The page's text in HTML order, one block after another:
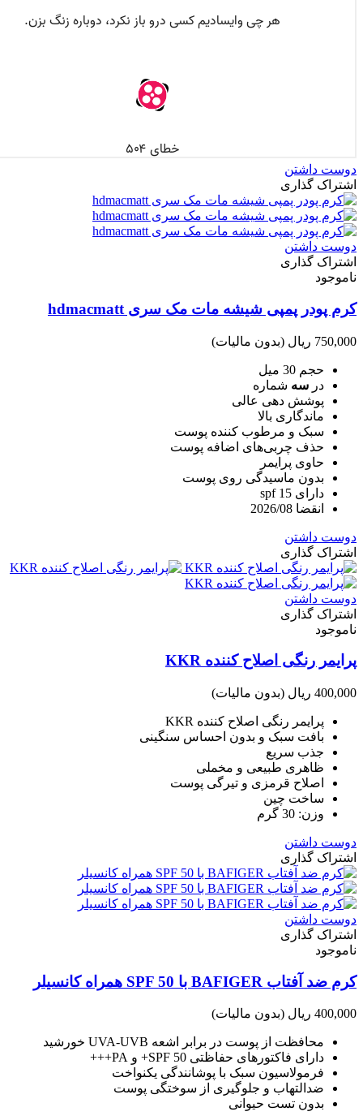
دوست داشتن
اشتراک گذاری
دوست داشتن
اشتراک گذاری
ناموجود
کرم پودر پمپی شیشه مات مک سری hdmacmatt
750,000 ریال (بدون مالیات)
حجم 30 میل
در سه شماره
پوشش دهی عالی
ماندگاری بالا
سبک و مرطوب کننده پوست
حذف چربی‌های اضافه پوست
حاوی پرایمر
بدون ماسیدگی روی پوست
دارای spf 15
انقضا 2026/08
دوست داشتن
اشتراک گذاری
دوست داشتن
اشتراک گذاری
ناموجود
پرایمر رنگی اصلاح کننده KKR
400,000 ریال (بدون مالیات)
پرایمر رنگی اصلاح کننده KKR
بافت سبک و بدون احساس سنگینی
جذب سریع
ظاهری طبیعی و مخملی
اصلاح قرمزی و تیرگی پوست
ساخت چین
وزن: 30 گرم
دوست داشتن
اشتراک گذاری
دوست داشتن
اشتراک گذاری
ناموجود
کرم ضد آفتاب BAFIGER با SPF 50 همراه کانسیلر
400,000 ریال (بدون مالیات)
محافظت از پوست در برابر اشعه UVA-UVB خورشید
دارای فاکتورهای حفاظتی SPF 50+ و PA+++
فرمولاسیون سبک با پوشانندگی یکنواخت
ضدالتهاب و جلوگیری از سوختگی پوست
بدون تست حیوانی